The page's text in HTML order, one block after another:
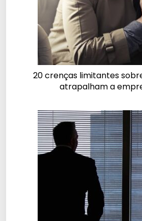
20 crenças limitantes
atrapalham a